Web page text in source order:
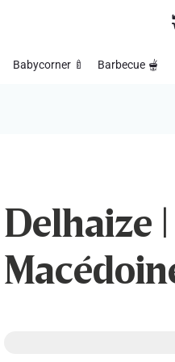
Babycorner 🍼 Barbecue 🫕
Delhaize